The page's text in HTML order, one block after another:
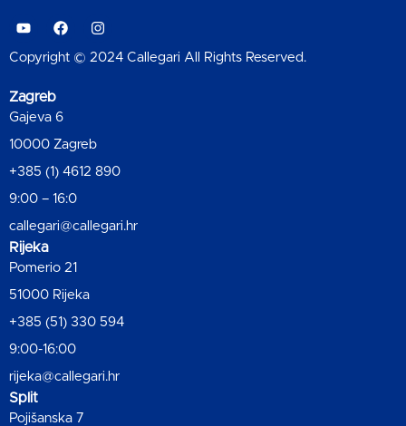
Copyright © 2024 Callegari All Rights Reserved.
Zagreb
Gajeva 6
10000 Zagreb
+385 (1) 4612 890
9:00 – 16:0
callegari@callegari.hr
Rijeka
Pomerio 21
51000 Rijeka
+385 (51) 330 594
9:00-16:00
rijeka@callegari.hr
Split
Pojišanska 7